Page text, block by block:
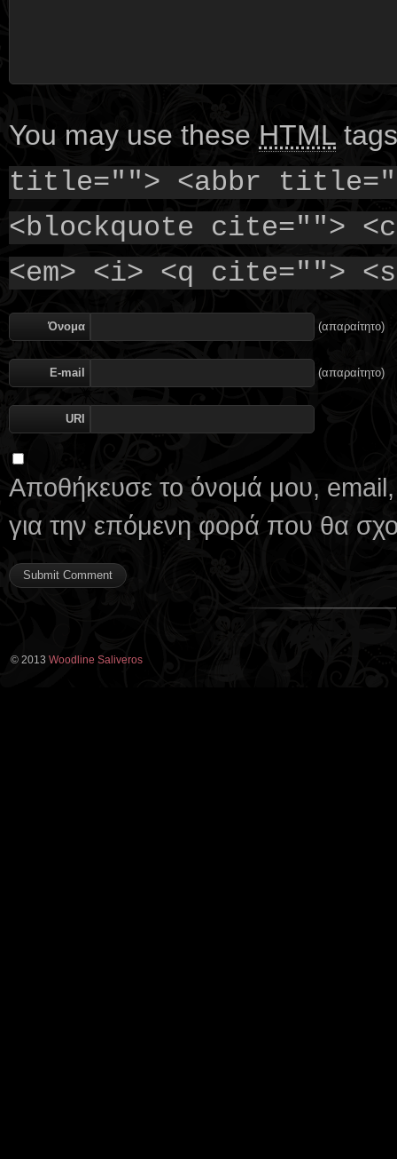
You may use these HTML
title=""> <abbr
<blockquote cite="">
<em> <i> <q cite="">
Όνομα (απαραίτητο)
E-mail (απαραίτητο)
URI
Αποθήκευσε το όνομά μου, email,
για την επόμενη φορά που θα
© 2013 Woodline Saliveros